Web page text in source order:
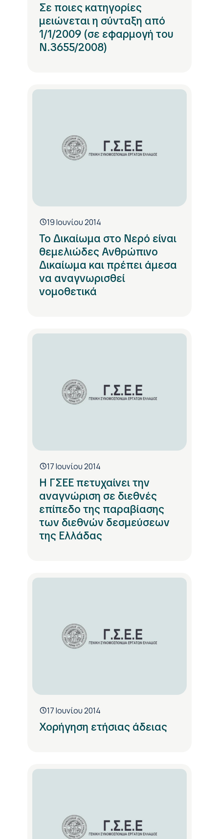
Σε ποιες κατηγορίες
μειώνεται η σύνταξη από
1/1/2009 (σε εφαρμογή του
Ν.3655/2008)
19 Ιουνίου 2014
Το Δικαίωμα στο Νερό είναι
θεμελιώδες Ανθρώπινο
Δικαίωμα και πρέπει άμεσα
να αναγνωρισθεί
νομοθετικά
17 Ιουνίου 2014
H ΓΣΕΕ πετυχαίνει την
αναγνώριση σε διεθνές
επίπεδο της παραβίασης
των διεθνών δεσμεύσεων
της Ελλάδας
17 Ιουνίου 2014
Χορήγηση ετήσιας άδειας